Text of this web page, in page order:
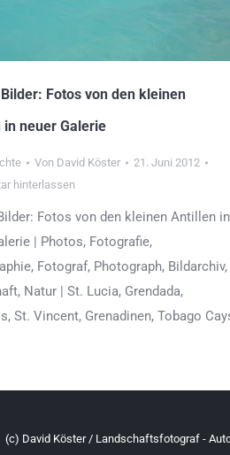
Fotos von den kleinen
neuer Galerie
Von David Köster
21. Juni 2012
hinterlassen
Fotos von den kleinen Antillen in
| Photos, Fotografie,
Fotograf, Photograph, Bildarchiv,
Natur | St. Lucia, Grendada,
St. Vincent, Grenadinen, Tobago
(c) David Köster / Landschaftsfotograf -